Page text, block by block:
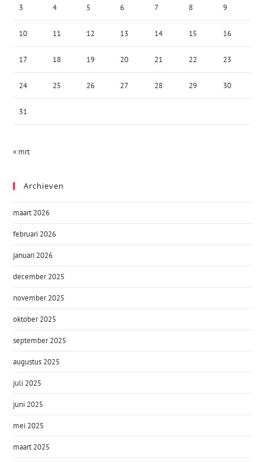
3 4 5 6 7 8 9
10 11 12 13 14 15 16
17 18 19 20 21 22 23
24 25 26 27 28 29 30
31
« mrt
Archieven
maart 2026
februari 2026
januari 2026
december 2025
november 2025
oktober 2025
september 2025
augustus 2025
juli 2025
juni 2025
mei 2025
maart 2025